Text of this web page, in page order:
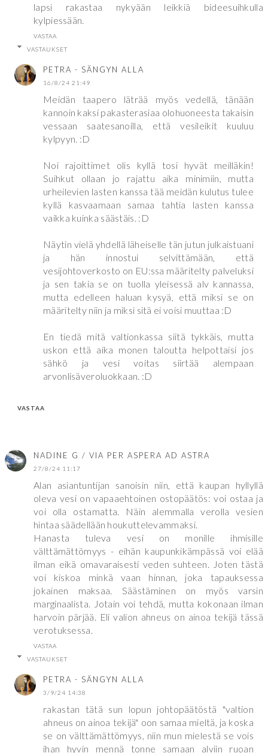
lapsi rakastaa nykyään leikkiä bideesuihkulla
kylpiessään.
VASTAA
VASTAUKSET
PETRA - SÄNGYN ALLA
16/8/24 21:49
Meidän taapero läträä myös vedellä, tänään
kannoin kaksi pakasterasiaa olohuoneesta takaisin
vessaan saatesanoilla, että vesileikit kuuluu
kylpyyn. :D
Noi rajoittimet olis kyllä tosi hyvät meilläkin!
Suihkut ollaan jo rajattu aika minimiin, mutta
urheilevien lasten kanssa tää meidän kulutus tulee
kyllä kasvaamaan samaa tahtia lasten kanssa
vaikka kuinka säästäis. :D
Näytin vielä yhdellä läheiselle tän jutun julkaistuani
ja hän innostui selvittämään, että
vesijohtoverkosto on EU:ssa määritelty palveluksi
ja sen takia se on tuolla yleisessä alv kannassa,
mutta edelleen haluan kysyä, että miksi se on
määritelty niin ja miksi sitä ei voisi muuttaa :D
En tiedä mitä valtionkassa siitä tykkäis, mutta
uskon että aika monen taloutta helpottaisi jos
sähkö ja vesi voitas siirtää alempaan
arvonlisäveroluokkaan. :D
VASTAA
NADINE G / VIA PER ASPERA AD ASTRA
27/8/24 11:17
Alan asiantuntijan sanoisin niin, että kaupan hyllyllä
oleva vesi on vapaaehtoinen ostopäätös: voi ostaa ja
voi olla ostamatta. Näin alemmalla verolla vesien
hintaa säädellään houkuttelevammaksi.
Hanasta tuleva vesi on monille ihmisille
välttämättömyys - eihän kaupunkikämpässä voi elää
ilman eikä omavaraisesti veden suhteen. Joten tästä
voi kiskoa minkä vaan hinnan, joka tapauksessa
jokainen maksaa. Säästäminen on myös varsin
marginaalista. Jotain voi tehdä, mutta kokonaan ilman
harvoin pärjää. Eli valion ahneus on ainoa tekijä tässä
verotuksessa.
VASTAA
VASTAUKSET
PETRA - SÄNGYN ALLA
3/9/24 14:38
rakastan tätä sun lopun johtopäätöstä "valtion
ahneus on ainoa tekijä" oon samaa mieltä, ja koska
se on välttämättömyys, niin mun mielestä se vois
ihan hyvin mennä tonne samaan alviin ruoan